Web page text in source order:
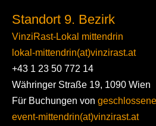
Standort 9. Bezirk
VinziRast-Lokal mittendrin
lokal-mittendrin(at)vinzirast.at
+43 1 23 50 772 14
Währinger Straße 19, 1090 Wien
Für Buchungen von
event-mittendrin(at)vinzirast.at